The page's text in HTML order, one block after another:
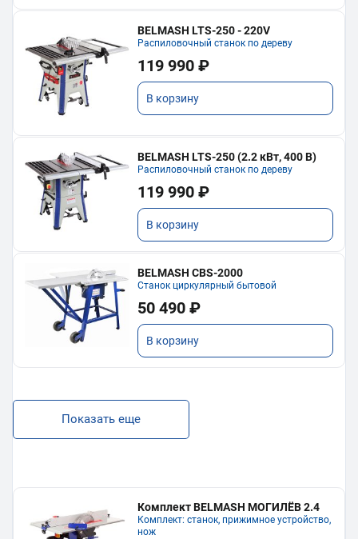
BELMASH LTS-250 - 220V
Распиловочный станок по дереву
119 990 ₽
В корзину
BELMASH LTS-250 (2.2 кВт, 400 В)
Распиловочный станок по дереву
119 990 ₽
В корзину
BELMASH CBS-2000
Станок циркулярный бытовой
50 490 ₽
В корзину
Показать еще
Комплект BELMASH МОГИЛЁВ 2.4
Комплект: станок, прижимное устройство,
нож